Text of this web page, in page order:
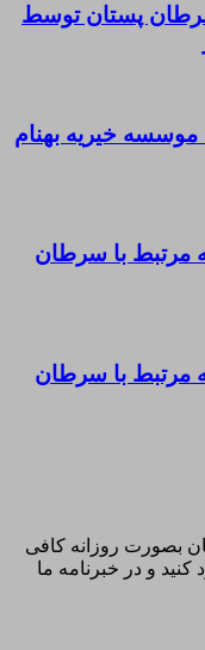
پستان توسط
موسسه خیریه بهنام
مرتبط با سرطان
مرتبط با سرطان
بصورت روزانه کافی
و در خبرنامه ما